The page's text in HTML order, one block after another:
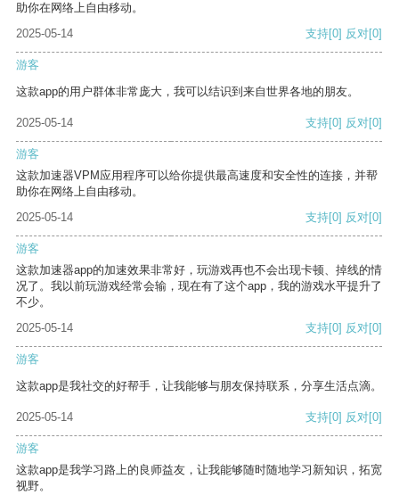
助你在网络上自由移动。
2025-05-14
支持[0] 反对[0]
游客
这款app的用户群体非常庞大，我可以结识到来自世界各地的朋友。
2025-05-14 支持[0] 反对[0]
游客
这款加速器VPM应用程序可以给你提供最高速度和安全性的连接，并帮
助你在网络上自由移动。
2025-05-14
支持[0] 反对[0]
游客
这款加速器app的加速效果非常好，玩游戏再也不会出现卡顿、掉线的情
况了。我以前玩游戏经常会输，现在有了这个app，我的游戏水平提升了
不少。
2025-05-14
支持[0] 反对[0]
游客
这款app是我社交的好帮手，让我能够与朋友保持联系，分享生活点滴。
2025-05-14 支持[0] 反对[0]
游客
这款app是我学习路上的良师益友，让我能够随时随地学习新知识，拓宽
视野。